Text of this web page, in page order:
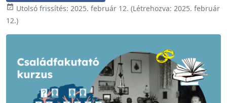
 Utolsó frissítés: 2025. február 12. (Létrehozva: 2025. február
12.)